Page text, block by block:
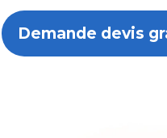
Demande devis